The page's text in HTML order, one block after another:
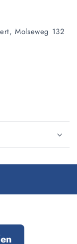
Molseweg 132